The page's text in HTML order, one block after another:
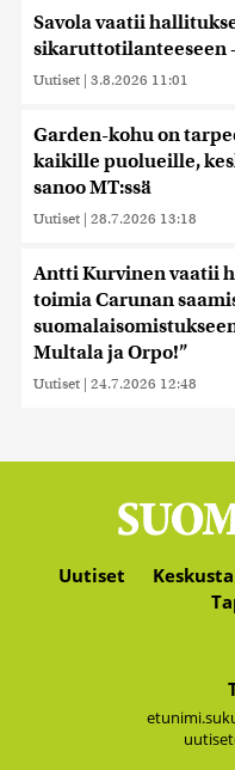
Savola vaatii
sikaruttotilanteeseen
Uutiset | 3.8.2026 11:01
Garden-kohu on
kaikille puolueille,
sanoo MT:ssä
Uutiset | 28.7.2026 13:18
Antti Kurvinen vaatii
toimia Carunan
Multala ja Orpo!”
Uutiset | 24.7.2026 12:48
Uutiset Keskusta